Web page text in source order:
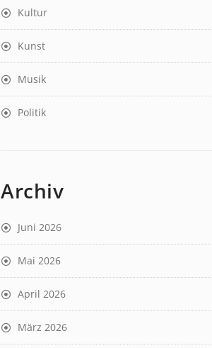
Kultur
Kunst
Musik
Politik
Archiv
Juni 2026
Mai 2026
April 2026
März 2026